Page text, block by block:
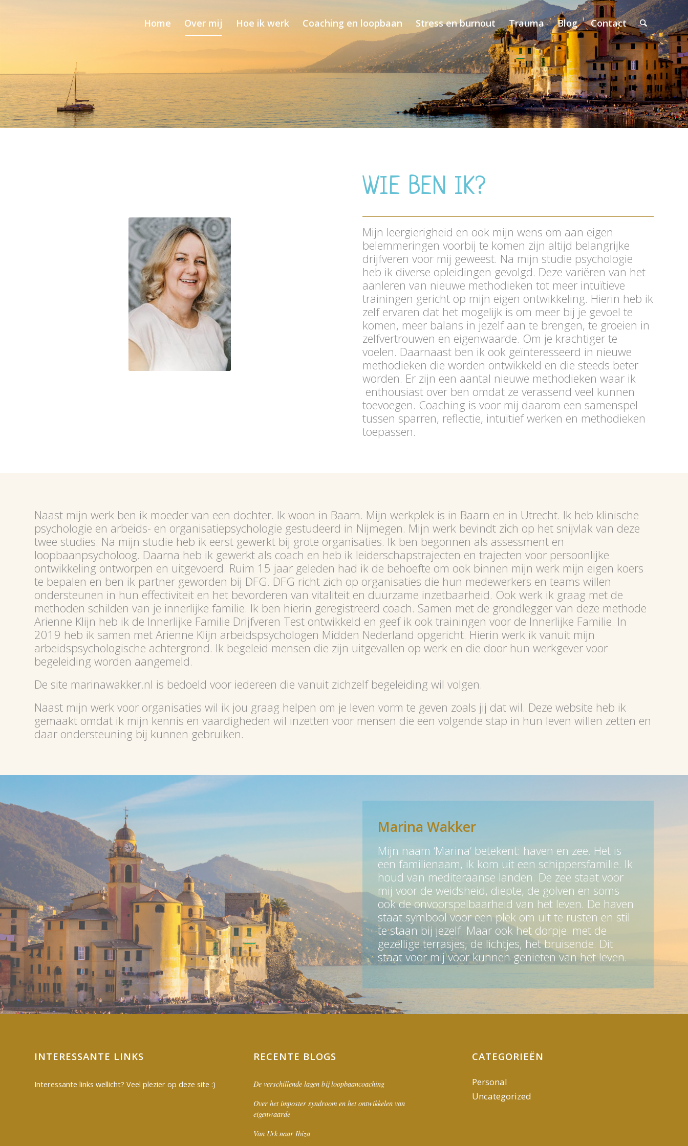
Home Over mij Hoe ik werk Coaching en loopbaan Stress en burnout Trauma Blog Contact
WIE BEN IK?
Mijn leergierigheid en ook mijn wens om aan eigen
belemmeringen voorbij te komen zijn altijd belangrijke
drijfveren voor mij geweest. Na mijn studie psychologie
heb ik diverse opleidingen gevolgd. Deze variëren van het
aanleren van nieuwe methodieken tot meer intuïtieve
trainingen gericht op mijn eigen ontwikkeling. Hierin heb ik
zelf ervaren dat het mogelijk is om meer bij je gevoel te
komen, meer balans in jezelf aan te brengen, te groeien in
zelfvertrouwen en eigenwaarde. Om je krachtiger te
voelen. Daarnaast ben ik ook geïnteresseerd in nieuwe
methodieken die worden ontwikkeld en die steeds beter
worden. Er zijn een aantal nieuwe methodieken waar ik
enthousiast over ben omdat ze verassend veel kunnen
toevoegen. Coaching is voor mij daarom een samenspel
tussen sparren, reflectie, intuïtief werken en methodieken
toepassen.
Naast mijn werk ben ik moeder van een dochter. Ik woon in Baarn. Mijn werkplek is in Baarn en in Utrecht. Ik heb klinische
psychologie en arbeids- en organisatiepsychologie gestudeerd in Nijmegen. Mijn werk bevindt zich op het snijvlak van deze
twee studies. Na mijn studie heb ik eerst gewerkt bij grote organisaties. Ik ben begonnen als assessment en
loopbaanpsycholoog. Daarna heb ik gewerkt als coach en heb ik leiderschapstrajecten en trajecten voor persoonlijke
ontwikkeling ontworpen en uitgevoerd. Ruim 15 jaar geleden had ik de behoefte om ook binnen mijn werk mijn eigen koers
te bepalen en ben ik partner geworden bij DFG. DFG richt zich op organisaties die hun medewerkers en teams willen
ondersteunen in hun effectiviteit en het bevorderen van vitaliteit en duurzame inzetbaarheid. Ook werk ik graag met de
methoden schilden van je innerlijke familie. Ik ben hierin geregistreerd coach. Samen met de grondlegger van deze methode
Arienne Klijn heb ik de Innerlijke Familie Drijfveren Test ontwikkeld en geef ik ook trainingen voor de Innerlijke Familie. In
2019 heb ik samen met Arienne Klijn arbeidspsychologen Midden Nederland opgericht. Hierin werk ik vanuit mijn
arbeidspsychologische achtergrond. Ik begeleid mensen die zijn uitgevallen op werk en die door hun werkgever voor
begeleiding worden aangemeld.
De site marinawakker.nl is bedoeld voor iedereen die vanuit zichzelf begeleiding wil volgen.
Naast mijn werk voor organisaties wil ik jou graag helpen om je leven vorm te geven zoals jij dat wil. Deze website heb ik
gemaakt omdat ik mijn kennis en vaardigheden wil inzetten voor mensen die een volgende stap in hun leven willen zetten en
daar ondersteuning bij kunnen gebruiken.
Marina Wakker
Mijn naam ‘Marina’ betekent: haven en zee. Het is
een familienaam, ik kom uit een schippersfamilie. Ik
houd van mediteraanse landen. De zee staat voor
mij voor de weidsheid, diepte, de golven en soms
ook de onvoorspelbaarheid van het leven. De haven
staat symbool voor een plek om uit te rusten en stil
te staan bij jezelf. Maar ook het dorpje: met de
gezellige terrasjes, de lichtjes, het bruisende. Dit
staat voor mij voor kunnen genieten van het leven.
INTERESSANTE LINKS
Interessante links wellicht? Veel plezier op deze site :)
RECENTE BLOGS
De verschillende lagen bij loopbaancoaching
Over het imposter syndroom en het ontwikkelen van
eigenwaarde
Van Urk naar Ibiza
CATEGORIEËN
Personal
Uncategorized